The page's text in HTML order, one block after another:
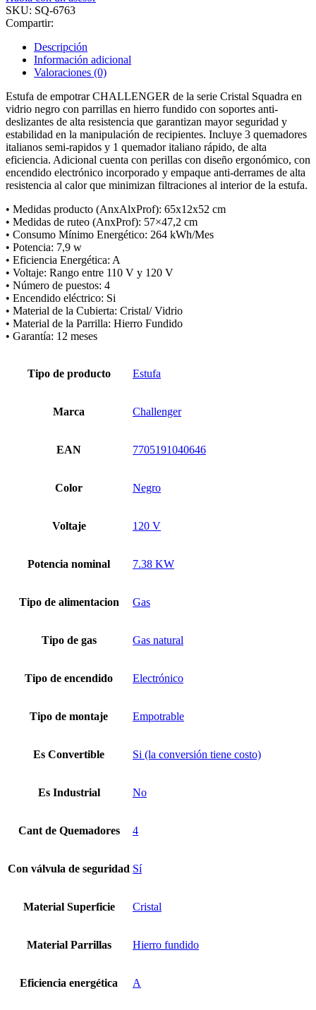
SKU: SQ-6763
Compartir:
Descripción
Información adicional
Valoraciones (0)
Estufa de empotrar CHALLENGER de la serie Cristal Squadra en
vidrio negro con parrillas en hierro fundido con soportes anti-
deslizantes de alta resistencia que garantizan mayor seguridad y
estabilidad en la manipulación de recipientes. Incluye 3 quemadores
italianos semi-rapidos y 1 quemador italiano rápido, de alta
eficiencia. Adicional cuenta con perillas con diseño ergonómico, con
encendido electrónico incorporado y empaque anti-derrames de alta
resistencia al calor que minimizan filtraciones al interior de la estufa.
• Medidas producto (AnxAlxProf): 65x12x52 cm
• Medidas de ruteo (AnxProf): 57×47,2 cm
• Consumo Mínimo Energético: 264 kWh/Mes
• Potencia: 7,9 w
• Eficiencia Energética: A
• Voltaje: Rango entre 110 V y 120 V
• Número de puestos: 4
• Encendido eléctrico: Si
• Material de la Cubierta: Cristal/ Vidrio
• Material de la Parrilla: Hierro Fundido
• Garantía: 12 meses
Tipo de producto Estufa
Marca Challenger
EAN 7705191040646
Color Negro
Voltaje 120 V
Potencia nominal 7.38 KW
Tipo de alimentacion Gas
Tipo de gas Gas natural
Tipo de encendido Electrónico
Tipo de montaje Empotrable
Es Convertible Si (la conversión tiene costo)
Es Industrial No
Cant de Quemadores 4
Con válvula de seguridad Sí
Material Superficie Cristal
Material Parrillas Hierro fundido
Eficiencia energética A